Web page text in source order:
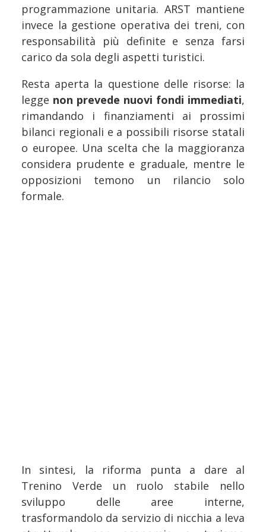
programmazione unitaria. ARST mantiene
invece la gestione operativa dei treni, con
responsabilità più definite e senza farsi
carico da sola degli aspetti turistici.
Resta aperta la questione delle risorse: la
legge non prevede nuovi fondi immediati,
rimandando i finanziamenti ai prossimi
bilanci regionali e a possibili risorse statali
o europee. Una scelta che la maggioranza
considera prudente e graduale, mentre le
opposizioni temono un rilancio solo
formale.
In sintesi, la riforma punta a dare al
Trenino Verde un ruolo stabile nello
sviluppo delle aree interne,
trasformandolo da servizio di nicchia a leva